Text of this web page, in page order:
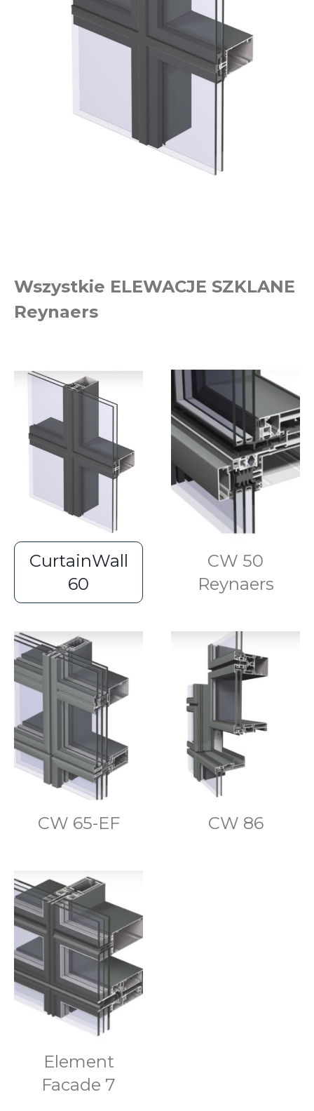
Wszystkie ELEWACJE SZKLANE
Reynaers
CurtainWall
60
CW 50
Reynaers
CW 65-EF CW 86
Element
Facade 7